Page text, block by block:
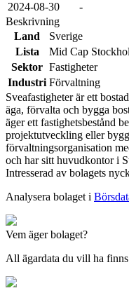
2024-08-30
-
Beskrivning
Land
Sverige
Lista
Mid Cap
Sektor Fastigheter
Industri Förvaltning
Sveafastigheter är ett
äga, förvalta och bygga
äger ett fastighetsbestånd
projektutveckling eller
förvaltningsorganisation
och har sitt huvudkontor i
Intresserad av bolagets
Analysera bolaget i
Vem äger bolaget?
All ägardata du vill ha